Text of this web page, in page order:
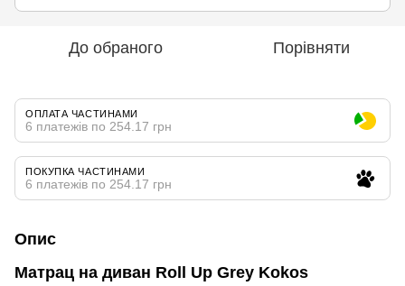
До обраного Порівняти
ОПЛАТА ЧАСТИНАМИ
6 платежів по 254.17 грн
ПОКУПКА ЧАСТИНАМИ
6 платежів по 254.17 грн
Опис
Матрац на диван Roll Up Grey Kokos